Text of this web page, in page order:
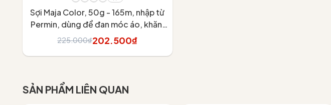
Sợi Maja Color, 50g - 165m, nhập từ
Permin, dùng để đan móc áo, khăn,
váy
225.000₫202.500₫
SẢN PHẨM LIÊN QUAN